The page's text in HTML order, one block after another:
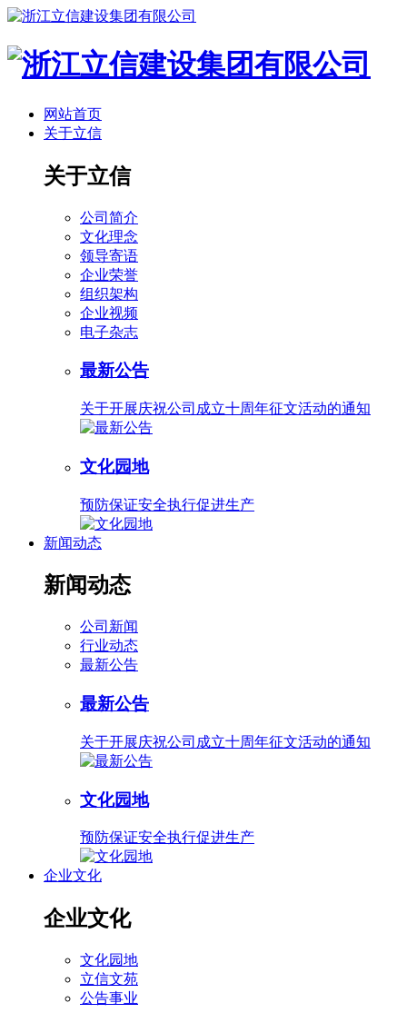
网站首页
关于立信
关于立信
公司简介
文化理念
领导寄语
企业荣誉
组织架构
企业视频
电子杂志
最新公告
关于开展庆祝公司成立十周年征文活动的通知
文化园地
预防保证安全执行促进生产
新闻动态
新闻动态
公司新闻
行业动态
最新公告
最新公告
关于开展庆祝公司成立十周年征文活动的通知
文化园地
预防保证安全执行促进生产
企业文化
企业文化
文化园地
立信文苑
公告事业